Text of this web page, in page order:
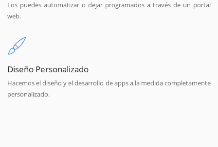
Los puedes automatizar o dejar programados a través de un portal
web.
Diseño Personalizado
Hacemos el diseño y el desarrollo de apps a la medida completamente
personalizado.